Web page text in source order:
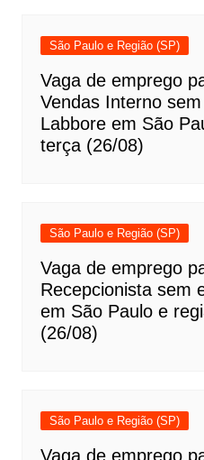
São Paulo e Região (SP)
Vaga de emprego
Vendas Interno
Labbore em São
terça (26/08)
São Paulo e Região (SP)
Vaga de emprego
Recepcionista sem
em São Paulo e
(26/08)
São Paulo e Região (SP)
Vaga de emprego